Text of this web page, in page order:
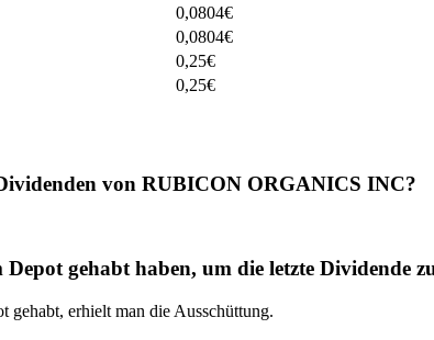
0,0804€
0,0804€
0,25€
0,25€
von RUBICON ORGANICS INC?
gehabt haben, um die letzte Dividende
erhielt man die Ausschüttung.